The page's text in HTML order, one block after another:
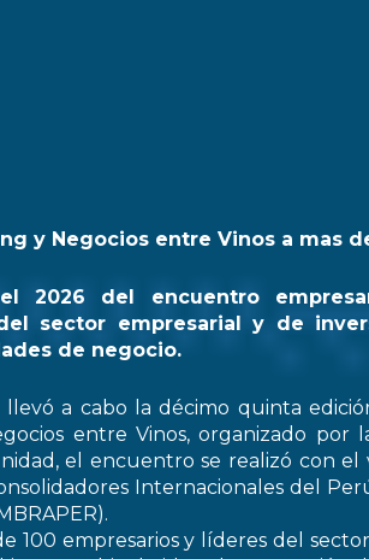
y Negocios entre Vinos a mas
2026 del encuentro
sector empresarial y de
de negocio.
llevó a cabo la décimo quinta
entre Vinos, organizado por
el encuentro se realizó con el
Internacionales del
100 empresarios y líderes del